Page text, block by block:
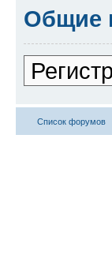
Общие
Список форумов